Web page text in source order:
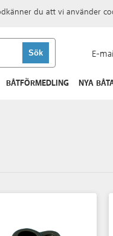
E-
BÅTFÖRMEDLING NYA
du att vi använder